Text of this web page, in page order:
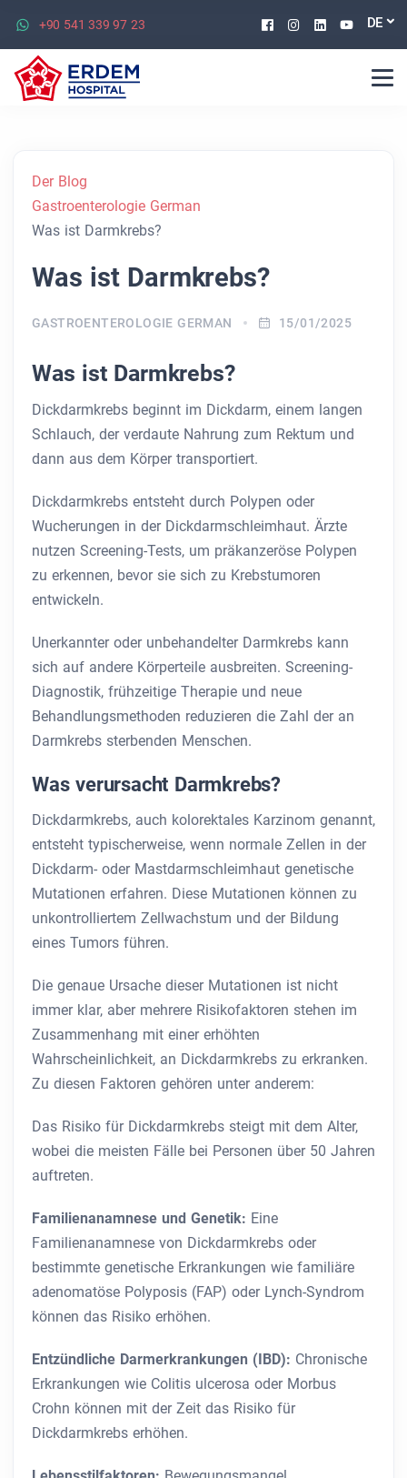
+90 541 339 97 23 Facebook
Instagram
Linkedin
DE
Der Blog
Gastroenterologie German
Was ist Darmkrebs?
Was ist Darmkrebs?
GASTROENTEROLOGIE GERMAN 15/01/2025
Was ist Darmkrebs?
Dickdarmkrebs beginnt im Dickdarm, einem langen
Schlauch, der verdaute Nahrung zum Rektum und
dann aus dem Körper transportiert.
Dickdarmkrebs entsteht durch Polypen oder
Wucherungen in der Dickdarmschleimhaut. Ärzte
nutzen Screening-Tests, um präkanzeröse Polypen
zu erkennen, bevor sie sich zu Krebstumoren
entwickeln.
Unerkannter oder unbehandelter Darmkrebs kann
sich auf andere Körperteile ausbreiten. Screening-
Diagnostik, frühzeitige Therapie und neue
Behandlungsmethoden reduzieren die Zahl der an
Darmkrebs sterbenden Menschen.
Was verursacht Darmkrebs?
Dickdarmkrebs, auch kolorektales Karzinom genannt,
entsteht typischerweise, wenn normale Zellen in der
Dickdarm- oder Mastdarmschleimhaut genetische
Mutationen erfahren. Diese Mutationen können zu
unkontrolliertem Zellwachstum und der Bildung
eines Tumors führen.
Die genaue Ursache dieser Mutationen ist nicht
immer klar, aber mehrere Risikofaktoren stehen im
Zusammenhang mit einer erhöhten
Wahrscheinlichkeit, an Dickdarmkrebs zu erkranken.
Zu diesen Faktoren gehören unter anderem:
Das Risiko für Dickdarmkrebs steigt mit dem Alter,
wobei die meisten Fälle bei Personen über 50 Jahren
auftreten.
Familienanamnese und Genetik: Eine
Familienanamnese von Dickdarmkrebs oder
bestimmte genetische Erkrankungen wie familiäre
adenomatöse Polyposis (FAP) oder Lynch-Syndrom
können das Risiko erhöhen.
Entzündliche Darmerkrankungen (IBD): Chronische
Erkrankungen wie Colitis ulcerosa oder Morbus
Crohn können mit der Zeit das Risiko für
Dickdarmkrebs erhöhen.